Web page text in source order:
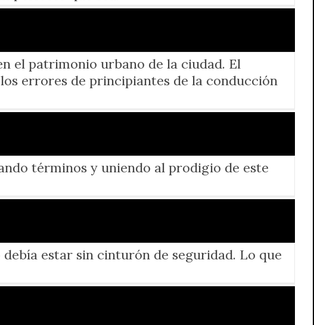
el patrimonio urbano de la ciudad. El
errores de principiantes de la conducción
términos y uniendo al prodigio de este
estar sin cinturón de seguridad. Lo que